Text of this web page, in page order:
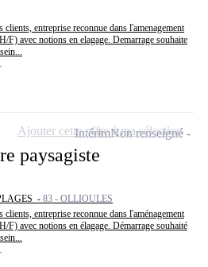
entreprise reconnue dans l'amenagement
F) avec notions en elagage. Demarrage souhaite
paysagiste
- 83 - OLLIOULES
entreprise reconnue dans l'aménagement
F) avec notions en élagage. Démarrage souhaité
IntérimNon renseigné
Ajouter cette offre à ma sélection